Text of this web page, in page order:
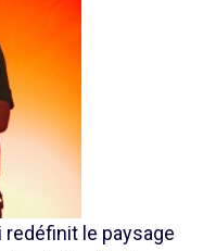
redéfinit le paysage